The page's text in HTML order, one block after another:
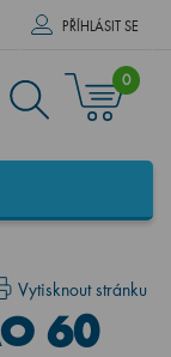
PŘÍHLÁSIT SE
0
Vytisknout stránku
60